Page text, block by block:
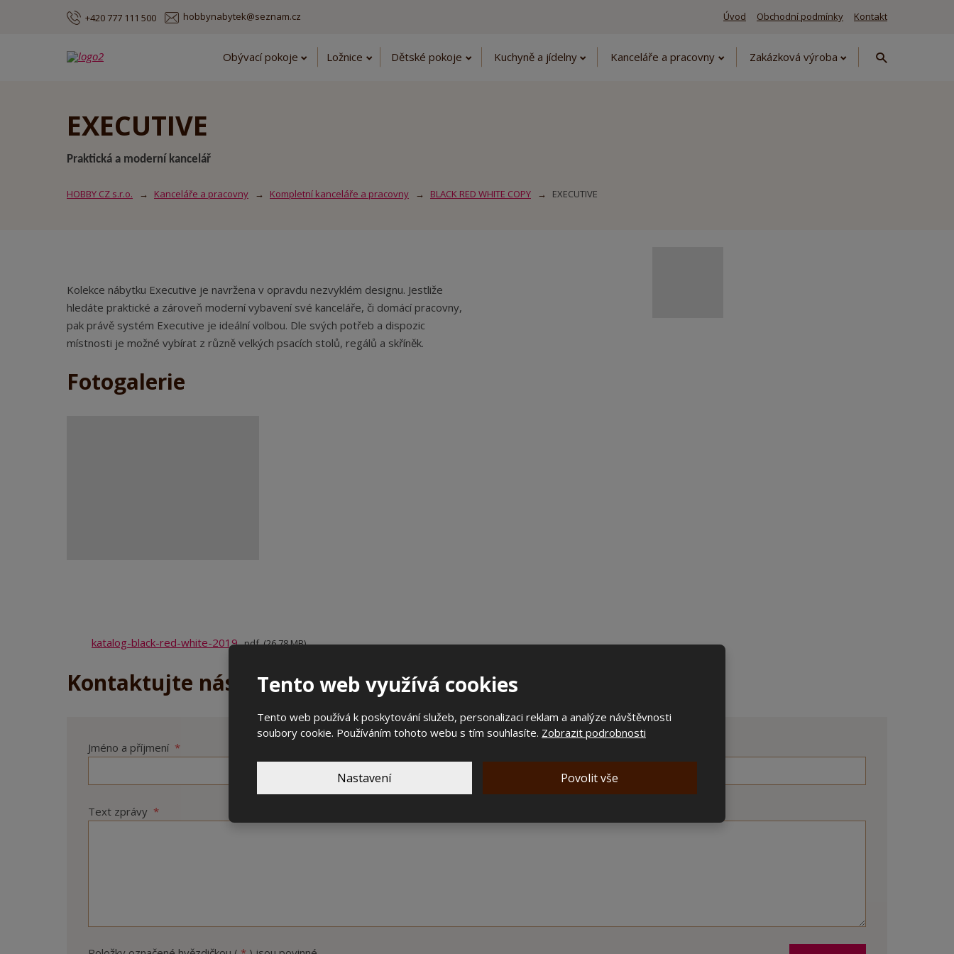
+420 777 111 500 hobbynabytek@seznam.cz Úvod Obchodní podmínky Kontakt
Obývací pokoje Ložnice Dětské pokoje Kuchyně a jídelny Kanceláře a pracovny Zakázková výroba
EXECUTIVE
Praktická a moderní kancelář
HOBBY CZ s.r.o. Kanceláře a pracovny Kompletní kanceláře a pracovny BLACK RED WHITE COPY EXECUTIVE
Kolekce nábytku Executive je navržena v opravdu nezvyklém designu. Jestliže
hledáte praktické a zároveň moderní vybavení své kanceláře, či domácí pracovny,
pak právě systém Executive je ideální volbou. Dle svých potřeb a dispozic
místnosti je možné vybírat z různě velkých psacích stolů, regálů a skříněk.
Fotogalerie
katalog-black-red-white-2019 pdf 26.78 MB
Kontaktujte nás!
Jméno a příjmení *
Text zprávy *
Tento web využívá cookies
Tento web používá k poskytování služeb, personalizaci reklam a analýze návštěvnosti
soubory cookie. Používáním tohoto webu s tím souhlasíte. Zobrazit podrobnosti
Nastavení Povolit vše